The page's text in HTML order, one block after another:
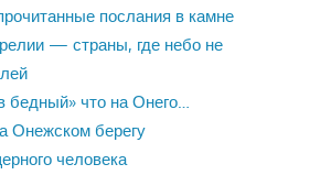
послания в камне
— страны, где небо не
бедный» что на Онего…
Онежском берегу
человека